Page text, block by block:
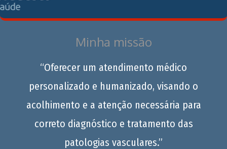
Minha missão
“Oferecer um atendimento médico
personalizado e humanizado, visando o
acolhimento e a atenção necessária para
correto diagnóstico e tratamento das
patologias vasculares.”